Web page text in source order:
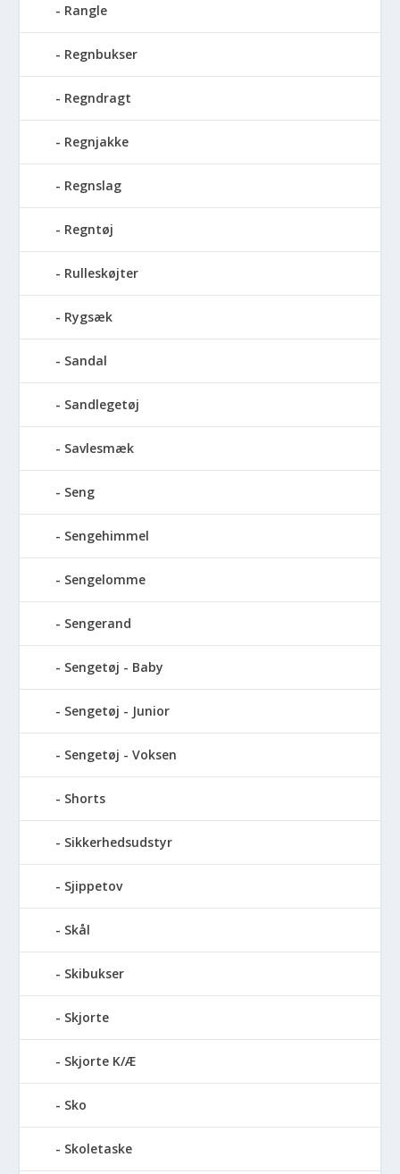
Rangle
Regnbukser
Regndragt
Regnjakke
Regnslag
Regntøj
Rulleskøjter
Rygsæk
Sandal
Sandlegetøj
Savlesmæk
Seng
Sengehimmel
Sengelomme
Sengerand
Sengetøj - Baby
Sengetøj - Junior
Sengetøj - Voksen
Shorts
Sikkerhedsudstyr
Sjippetov
Skål
Skibukser
Skjorte
Skjorte K/Æ
Sko
Skoletaske